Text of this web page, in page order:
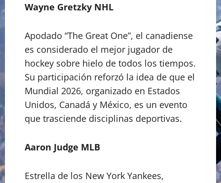
Wayne Gretzky NHL
Apodado “The Great One”, el canadiense
es considerado el mejor jugador de
hockey sobre hielo de todos los tiempos.
Su participación reforzó la idea de que el
Mundial 2026, organizado en Estados
Unidos, Canadá y México, es un evento
que trasciende disciplinas deportivas.
Aaron Judge MLB
Estrella de los New York Yankees,